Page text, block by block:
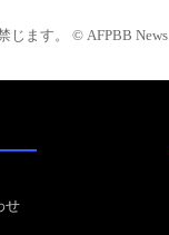
じます。 © AFPBB News
せ